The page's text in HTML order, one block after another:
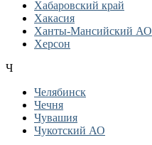
Хабаровский край
Хакасия
Ханты-Мансийский АО
Херсон
Ч
Челябинск
Чечня
Чувашия
Чукотский АО